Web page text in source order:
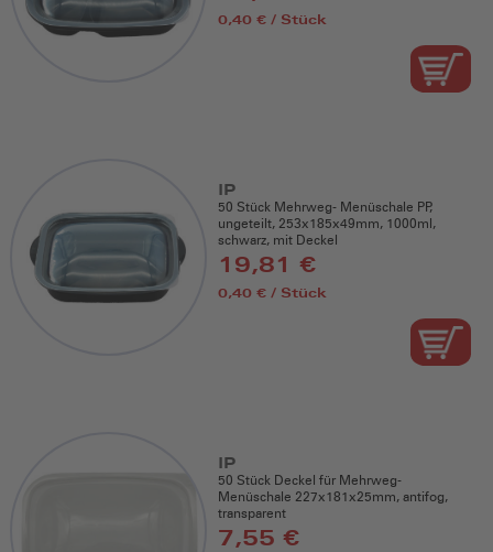
0,40 € / Stück
IP
50 Stück Mehrweg- Menüschale PP,
ungeteilt, 253x185x49mm, 1000ml,
schwarz, mit Deckel
19,81 €
0,40 € / Stück
IP
50 Stück Deckel für Mehrweg-
Menüschale 227x181x25mm, antifog,
transparent
7,55 €